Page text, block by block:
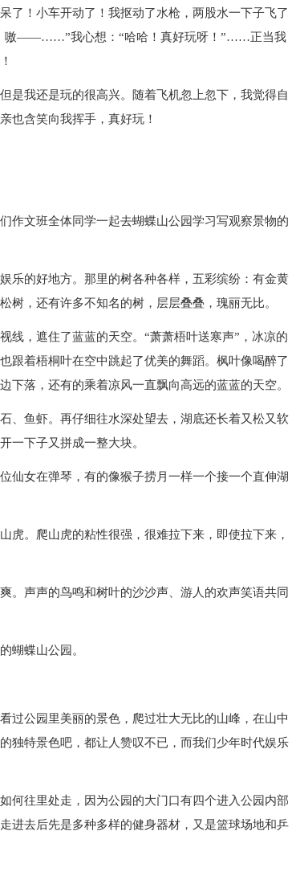
了！小车开动了！我抠动了水枪，两股水一下子飞了
——……”我心想：“哈哈！真好玩呀！”……正当我
是我还是玩的很高兴。随着飞机忽上忽下，我觉得自
也含笑向我挥手，真好玩！
作文班全体同学一起去蝴蝶山公园学习写观察景物的
乐的好地方。那里的树各种各样，五彩缤纷：有金黄
树，还有许多不知名的树，层层叠叠，瑰丽无比。
线，遮住了蓝蓝的天空。“萧萧梧叶送寒声”，冰凉的
跟着梧桐叶在空中跳起了优美的舞蹈。枫叶像喝醉了
下落，还有的乘着凉风一直飘向高远的蓝蓝的天空。
、鱼虾。再仔细往水深处望去，湖底还长着又松又软
一下子又拼成一整大块。
仙女在弹琴，有的像猴子捞月一样一个接一个直伸湖
虎。爬山虎的粘性很强，很难拉下来，即使拉下来，
。声声的鸟鸣和树叶的沙沙声、游人的欢声笑语共同
蝴蝶山公园。
过公园里美丽的景色，爬过壮大无比的山峰，在山中
独特景色吧，都让人赞叹不已，而我们少年时代娱乐
何往里处走，因为公园的大门口有四个进入公园内部
进去后先是多种多样的健身器材，又是篮球场地和乒